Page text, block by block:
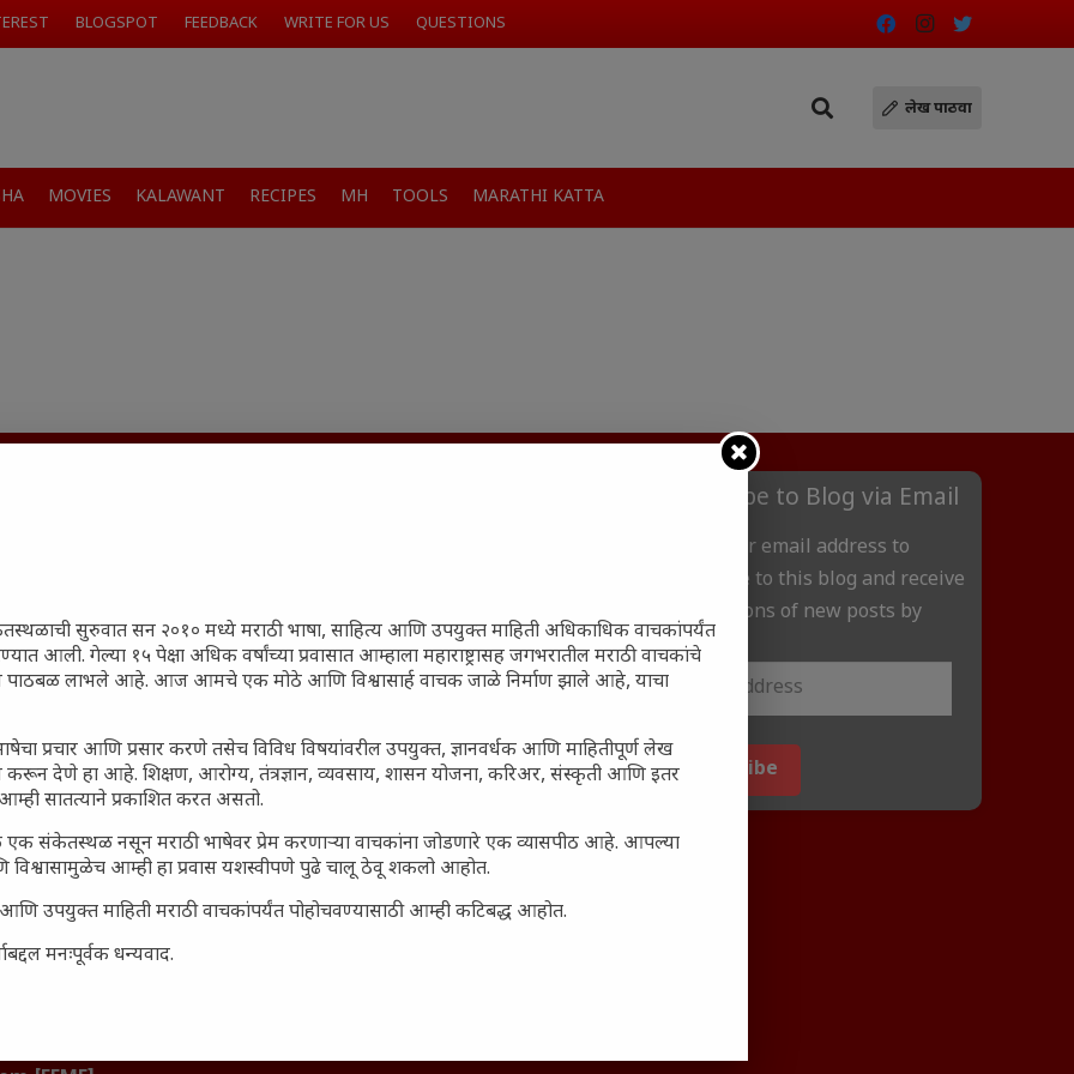
BLOGSPOT FEEDBACK WRITE FOR US QUESTIONS
लेख पाठवा
MOVIES KALAWANT RECIPES MH TOOLS MARATHI KATTA
गावठी उपाय – घरच्या
प्राथमिक आराम
साक्षीदार
आणि हरवत चाललेली
: आजच्या तरुणांच्या मनात
स्वप्नांना वास्तवात
शक्ती
शेतकऱ्यांसमोरील नवीन
संधी
संपूर्ण भारतातील शेतकऱ्यांना
मीडियावर चर्चांना उधाण
Subscribe to Blog via Email
Enter your email address to
subscribe to this blog and receive
notifications of new posts by
email.
Subscribe
सुरुवात सन २०१० मध्ये मराठी भाषा, साहित्य आणि उपयुक्त माहिती अधिकाधिक वाचकांपर्यंत
आली. गेल्या १५ पेक्षा अधिक वर्षांच्या प्रवासात आम्हाला महाराष्ट्रासह जगभरातील मराठी वाचकांचे
पाठबळ लाभले आहे. आज आमचे एक मोठे आणि विश्वासार्ह वाचक जाळे निर्माण झाले आहे, याचा
प्रचार आणि प्रसार करणे तसेच विविध विषयांवरील उपयुक्त, ज्ञानवर्धक आणि माहितीपूर्ण लेख
करून देणे हा आहे. शिक्षण, आरोग्य, तंत्रज्ञान, व्यवसाय, शासन योजना, करिअर, संस्कृती आणि इतर
सातत्याने प्रकाशित करत असतो.
संकेतस्थळ नसून मराठी भाषेवर प्रेम करणाऱ्या वाचकांना जोडणारे एक व्यासपीठ आहे. आपल्या
आम्ही हा प्रवास यशस्वीपणे पुढे चालू ठेवू शकलो आहोत.
आणि उपयुक्त माहिती मराठी वाचकांपर्यंत पोहोचवण्यासाठी आम्ही कटिबद्ध आहोत.
मनःपूर्वक धन्यवाद.